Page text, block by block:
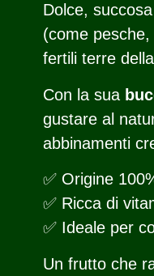
Dolce,
(come
fertili terre della
Con la sua
gustare al
abbinamenti
✅ Origine
✅ Ricca di
✅ Ideale per
Un frutto che